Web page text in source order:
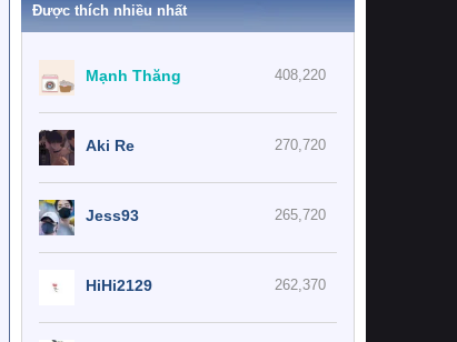
Được thích nhiều nhất
408,220
Mạnh Thăng
270,720
Aki Re
265,720
Jess93
262,370
HiHi2129